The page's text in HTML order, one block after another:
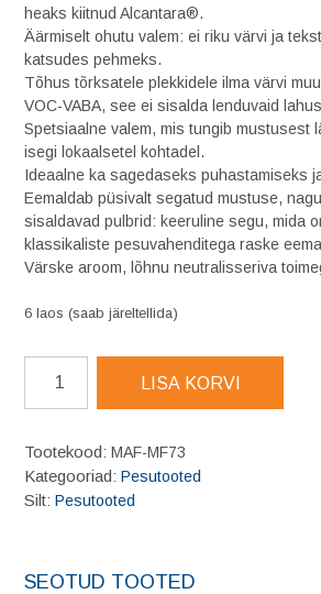
heaks kiitnud Alcantara®.
Äärmiselt ohutu valem: ei riku värvi ja
katsudes pehmeks.
Tõhus tõrksatele plekkidele ilma värvi
VOC-VABA, see ei sisalda lenduvaid
Spetsiaalne valem, mis tungib mustusest
isegi lokaalsetel kohtadel.
Ideaalne ka sagedaseks puhastamiseks
Eemaldab püsivalt segatud mustuse,
sisaldavad pulbrid: keeruline segu, mida
klassikaliste pesuvahenditega raske
Värske aroom, lõhnu neutralisseriva
6 laos (saab järeltellida)
Alcantara
Cleaner
500ml
kogus
LISA KORVI
Tootekood: MAF-MF73
Kategooriad: Pesutooted
Silt: Pesutooted
SEOTUD TOOTED